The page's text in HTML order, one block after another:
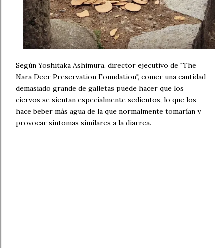
Según Yoshitaka Ashimura, director ejecutivo de "The
Nara Deer Preservation Foundation", comer una cantidad
demasiado grande de galletas puede hacer que los
ciervos se sientan especialmente sedientos, lo que los
hace beber más agua de la que normalmente tomarían y
provocar síntomas similares a la diarrea.